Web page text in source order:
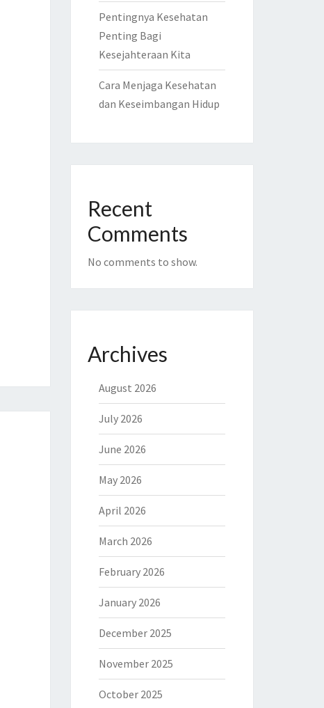
Pentingnya Kesehatan
Penting Bagi
Kesejahteraan Kita
Cara Menjaga Kesehatan
dan Keseimbangan Hidup
Recent
Comments
No comments to show.
Archives
August 2026
July 2026
June 2026
May 2026
April 2026
March 2026
February 2026
January 2026
December 2025
November 2025
October 2025